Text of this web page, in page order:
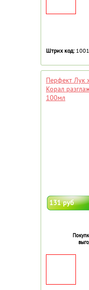
Штрих код:
Перфект Лук
Корал
100мл
131 руб